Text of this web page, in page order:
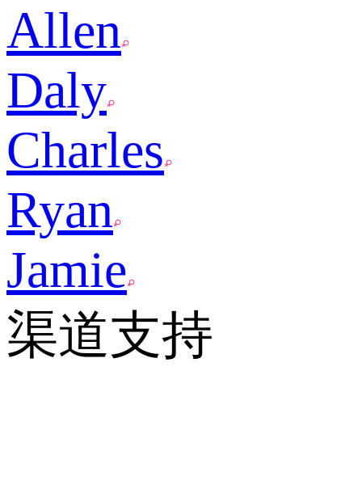
Allen
Daly
Charles
Ryan
Jamie
渠道支持